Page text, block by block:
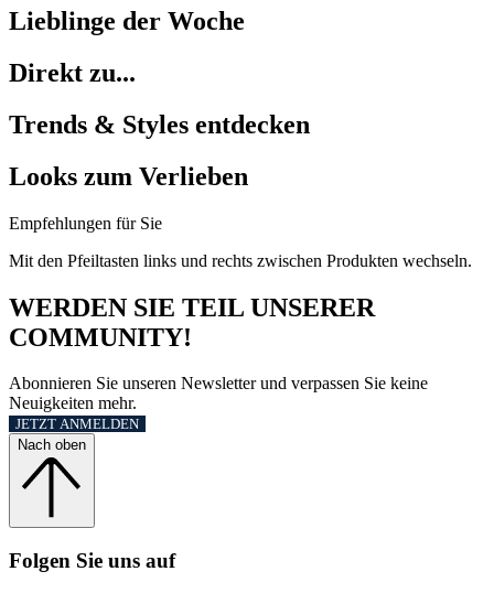
Lieblinge der Woche
Direkt zu...
Trends & Styles entdecken
Looks zum Verlieben
Empfehlungen für Sie
Mit den Pfeiltasten links und rechts zwischen Produkten wechseln.
WERDEN SIE TEIL UNSERER
COMMUNITY!
Abonnieren Sie unseren Newsletter und verpassen Sie keine
Neuigkeiten mehr.
JETZT ANMELDEN
Nach oben
Folgen Sie uns auf